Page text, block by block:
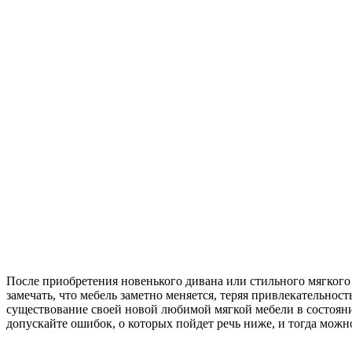
После приобретения новенького дивана или стильного
замечать, что мебель заметно меняется, теряя
существование своей новой любимой мягкой мебели в
допускайте ошибок, о которых пойдет речь ниже, и тогда